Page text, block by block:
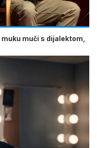
muči s dijalektom,